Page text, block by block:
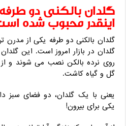
گلدان بالکنی دو
اینقدر محبوب شده
گلدان بالکنی دو طرفه یکی از مدرن
گلدان در بازار امروز است. این
روی نرده بالکن نصب می ‌شوند و
گل و گیاه کاشت.
یعنی با یک گلدان، دو فضای سبز
یکی برای بیرون!